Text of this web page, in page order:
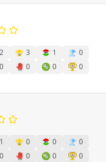
2 3 1
0
0 0 0
0
1 0 0
0
0 0 0
0